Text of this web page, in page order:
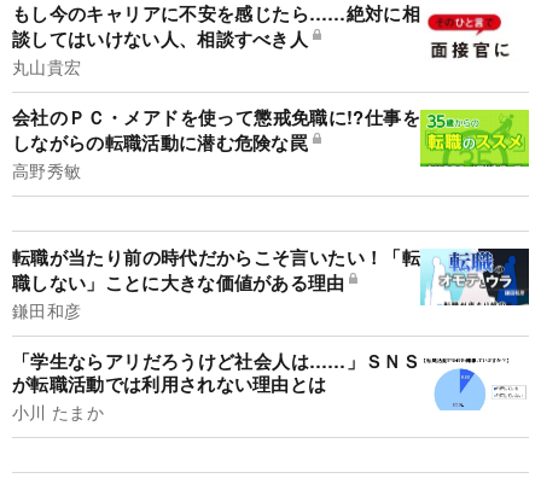
もし今のキャリアに不安を感じたら……絶対に相
談してはいけない人、相談すべき人
丸山貴宏
会社のＰＣ・メアドを使って懲戒免職に!?仕事を
しながらの転職活動に潜む危険な罠
高野秀敏
転職が当たり前の時代だからこそ言いたい！「転
職しない」ことに大きな価値がある理由
鎌田和彦
「学生ならアリだろうけど社会人は……」ＳＮＳ
が転職活動では利用されない理由とは
小川 たまか